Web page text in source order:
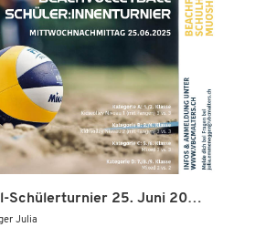
Beachvolleyball-Schülerturnier 25. Juni 2025
Julia